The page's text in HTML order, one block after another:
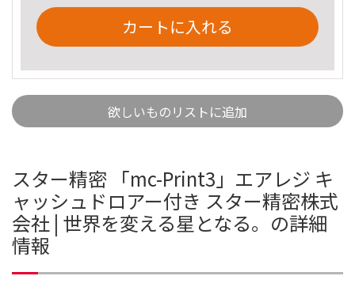
カートに入れる
欲しいものリストに追加
スター精密 「mc-Print3」エアレジ キ
ャッシュドロアー付き スター精密株式
会社 | 世界を変える星となる。の詳細
情報